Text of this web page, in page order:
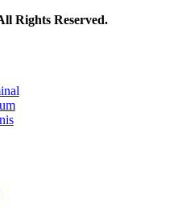
Rights Reserved.